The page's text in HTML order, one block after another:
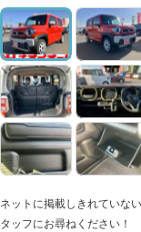
ネットに掲載しきれていな
タッフにお尋ねください！